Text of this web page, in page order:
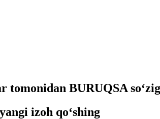
tomonidan BURUQSA
izoh qo‘shing